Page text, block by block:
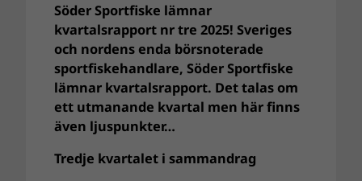
Söder Sportfiske lämnar
kvartalsrapport nr tre 2025! Sveriges
och nordens enda börsnoterade
sportfiskehandlare, Söder Sportfiske
lämnar kvartalsrapport. Det talas om
ett utmanande kvartal men här finns
även ljuspunkter…
Tredje kvartalet i sammandrag